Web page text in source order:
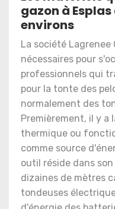
gazon à
environs
La société
nécessaires pour
professionnels qui
pour la tonte des
normalement des
Premièrement, il y a
thermique ou
comme source
outil réside dans
dizaines de mètres
tondeuses